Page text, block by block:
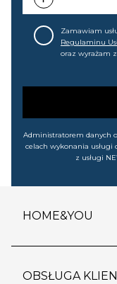
Zamawiam
Regulaminu
oraz wyrażam
Administratorem danych
celach wykonania
z usługi
HOME&YOU
o firmie
OBSŁUGA